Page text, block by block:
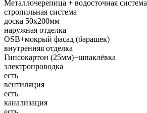
Металлочерепица + водосточная система
стропильная система
доска 50х200мм
наружная отделка
OSB+мокрый фасад (барашек)
внутренняя отделка
Гипсокартон (25мм)+шпаклёвка
электропроводка
есть
вентиляция
есть
канализация